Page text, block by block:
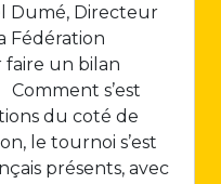
Dumé, Directeur
Fédération
faire un bilan
s’est
du coté de
le tournoi s’est
présents, avec